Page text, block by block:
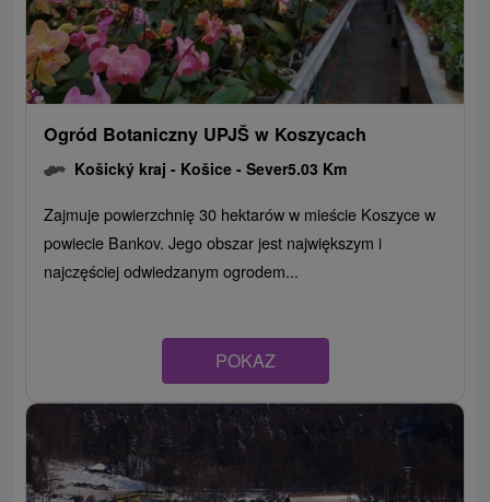
Ogród Botaniczny UPJŠ w Koszycach
Košický kraj - Košice - Sever5.03 Km
Zajmuje powierzchnię 30 hektarów w mieście Koszyce w
powiecie Bankov. Jego obszar jest największym i
najczęściej odwiedzanym ogrodem...
POKAZ